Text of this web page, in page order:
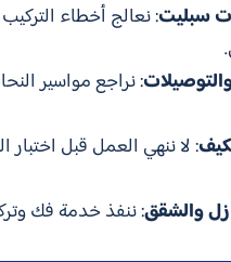
سبليت: نعالج أخطاء
: نراجع مواسير
: لا ننهي العمل قبل اختبار
والشقق: ننفذ خدمة فك